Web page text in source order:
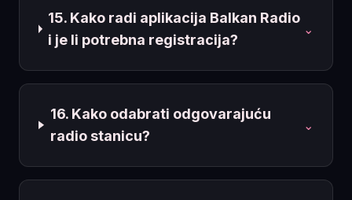
15. Kako radi aplikacija Balkan Radio
i je li potrebna registracija?
⌄
16. Kako odabrati odgovarajuću
radio stanicu?
⌄